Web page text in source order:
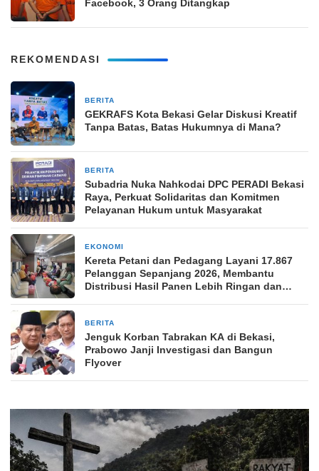
Facebook, 3 Orang Ditangkap
REKOMENDASI
BERITA
GEKRAFS Kota Bekasi Gelar Diskusi Kreatif
Tanpa Batas, Batas Hukumnya di Mana?
BERITA
Subadria Nuka Nahkodai DPC PERADI Bekasi
Raya, Perkuat Solidaritas dan Komitmen
Pelayanan Hukum untuk Masyarakat
EKONOMI
Kereta Petani dan Pedagang Layani 17.867
Pelanggan Sepanjang 2026, Membantu
Distribusi Hasil Panen Lebih Ringan dan
BERITA
Jenguk Korban Tabrakan KA di Bekasi,
Prabowo Janji Investigasi dan Bangun
Flyover